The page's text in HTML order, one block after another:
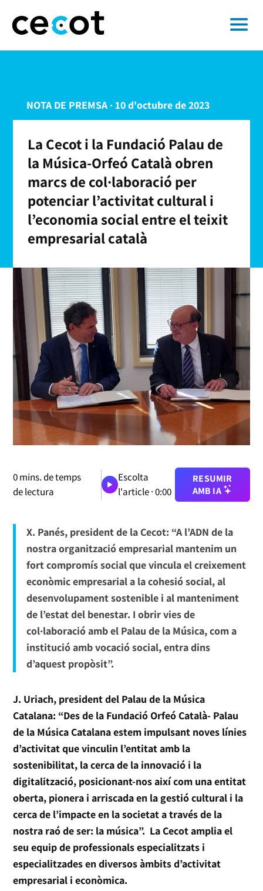
NOTA DE PREMSA · 10 d'octubre de 2023
La Cecot i la Fundació Palau de
la Música-Orfeó Català obren
marcs de col·laboració per
potenciar l’activitat cultural i
l’economia social entre el teixit
empresarial català
0mins. de temps
de lectura
Escolta
l'article ·0:00
RESUMIR
AMB IA
X. Panés, president de la Cecot: “A l’ADN de la
nostra organització empresarial mantenim un
fort compromís social que vincula el creixement
econòmic empresarial a la cohesió social, al
desenvolupament sostenible i al manteniment
de l’estat del benestar. I obrir vies de
col·laboració amb el Palau de la Música, com a
institució amb vocació social, entra dins
d’aquest propòsit”.
J. Uriach, president del Palau de la Música
Catalana: “Des de la Fundació Orfeó Català- Palau
de la Música Catalana estem impulsant noves línies
d’activitat que vinculin l’entitat amb la
sostenibilitat, la cerca de la innovació i la
digitalització, posicionant-nos així com una entitat
oberta, pionera i arriscada en la gestió cultural i la
cerca de l’impacte en la societat a través de la
nostra raó de ser: la música”. La Cecot amplia el
seu equip de professionals especialitzats i
especialitzades en diversos àmbits d’activitat
empresarial i econòmica.